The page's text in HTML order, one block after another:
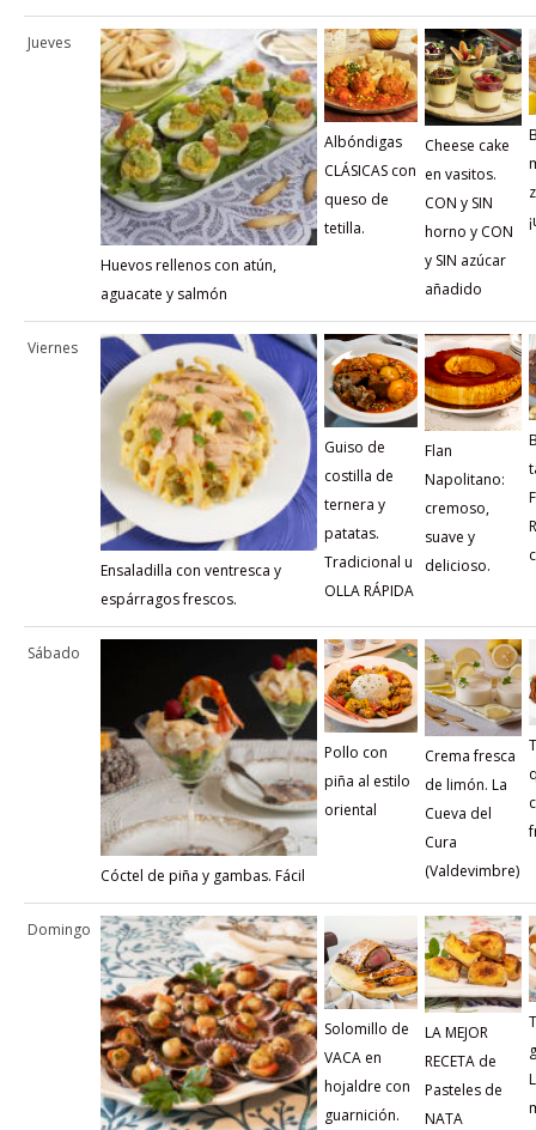
Jueves
Huevos rellenos con atún,
aguacate y salmón
Albóndigas
CLÁSICAS con
queso de
tetilla.
Cheese cake
en vasitos.
CON y SIN
horno y CON
y SIN azúcar
añadido
Viernes
Ensaladilla con ventresca y
espárragos frescos.
Guiso de
costilla de
ternera y
patatas.
Tradicional u
OLLA RÁPIDA
Flan
Napolitano:
cremoso,
suave y
delicioso.
Sábado
Cóctel de piña y gambas. Fácil
Pollo con
piña al estilo
oriental
Crema fresca
de limón. La
Cueva del
Cura
(Valdevimbre)
Domingo
Solomillo de
VACA en
hojaldre con
guarnición.
LA MEJOR
RECETA de
Pasteles de
NATA